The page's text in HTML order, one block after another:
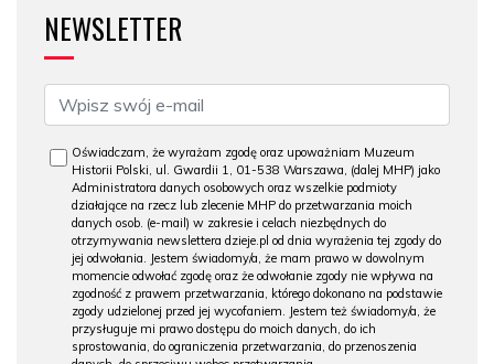
NEWSLETTER
Oświadczam, że wyrażam zgodę oraz upoważniam Muzeum
Historii Polski, ul. Gwardii 1, 01-538 Warszawa, (dalej MHP) jako
Administratora danych osobowych oraz wszelkie podmioty
działające na rzecz lub zlecenie MHP do przetwarzania moich
danych osob. (e-mail) w zakresie i celach niezbędnych do
otrzymywania newslettera dzieje.pl od dnia wyrażenia tej zgody do
jej odwołania. Jestem świadomy/a, że mam prawo w dowolnym
momencie odwołać zgodę oraz że odwołanie zgody nie wpływa na
zgodność z prawem przetwarzania, którego dokonano na podstawie
zgody udzielonej przed jej wycofaniem. Jestem też świadomy/a, że
przysługuje mi prawo dostępu do moich danych, do ich
sprostowania, do ograniczenia przetwarzania, do przenoszenia